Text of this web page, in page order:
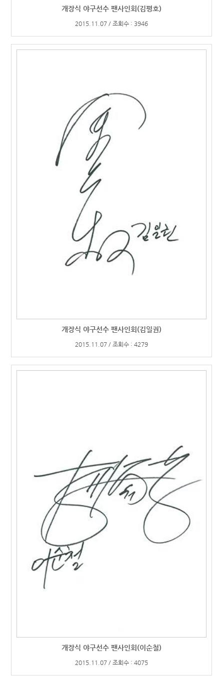
개장식 야구선수 팬사인회(김평호)
2015.11.07 / 조회수 : 3946
개장식 야구선수 팬사인회(김일권)
2015.11.07 / 조회수 : 4279
개장식 야구선수 팬사인회(이순철)
2015.11.07 / 조회수 : 4075